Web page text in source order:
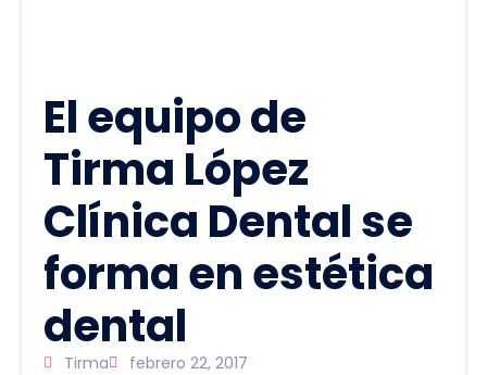
El equipo de
Tirma López
Clínica Dental se
forma en estética
dental
Tirma febrero 22, 2017